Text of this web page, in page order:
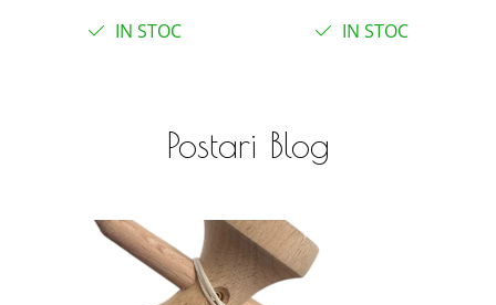
IN STOC IN STOC
Postari Blog